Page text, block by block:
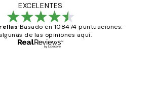
EXCELENTES
Basado en 108474 puntuaciones.
de las opiniones aquí.